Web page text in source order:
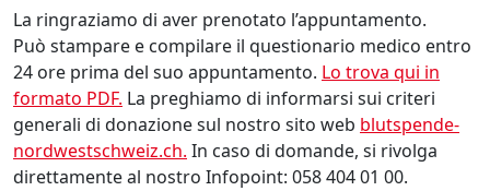
La ringraziamo di aver prenotato l’appuntamento.
Può stampare e compilare il questionario medico entro
24 ore prima del suo appuntamento. Lo trova qui in
formato PDF. La preghiamo di informarsi sui criteri
generali di donazione sul nostro sito web blutspende-
nordwestschweiz.ch. In caso di domande, si rivolga
direttamente al nostro Infopoint: 058 404 01 00.